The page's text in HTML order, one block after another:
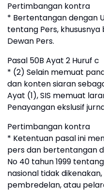
Pertimbangan kontra
* Bertentangan dengan
tentang Pers,
Dewan Pers.
Pasal 50B Ayat 2 Huruf c
* (2) Selain memuat
dan konten siaran
Ayat (1), SIS memuat
Penayangan ekslusif
Pertimbangan kontra
* Ketentuan pasal ini
pers dan bertentangan
No 40 tahun 1999
nasional tidak
pembredelan, atau